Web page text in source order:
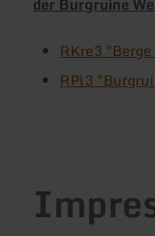
der Burgruine
RKre3
RPl3